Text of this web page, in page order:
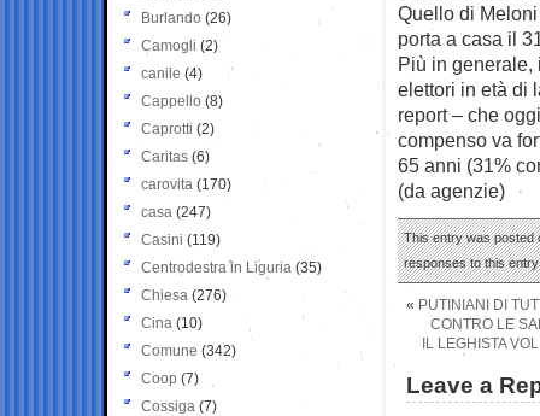
Quello di
porta a casa il
Più in generale,
elettori in età di
report – che
compenso va
65 anni (31%
(da agenzie)
This entry was posted
responses to this
« PUTINIANI DI
CONTRO LE
IL LEGHISTA
Leave a
Burlando (26)
Camogli (2)
canile (4)
Cappello (8)
Caprotti (2)
Caritas (6)
carovita (170)
casa (247)
Casini (119)
Centrodestra in Liguria (35)
Chiesa (276)
Cina (10)
Comune (342)
Coop (7)
Cossiga (7)